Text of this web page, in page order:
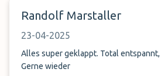
Randolf Marstaller
23-04-2025
Alles super geklappt. Total
Gerne wieder